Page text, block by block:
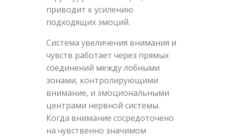
приводит к усилению
подходящих эмоций.
Система увеличения внимания и
чувств работает через прямых
соединений между лобными
зонами, контролирующими
внимание, и эмоциональными
центрами нервной системы.
Когда внимание сосредоточено
на чувственно значимом